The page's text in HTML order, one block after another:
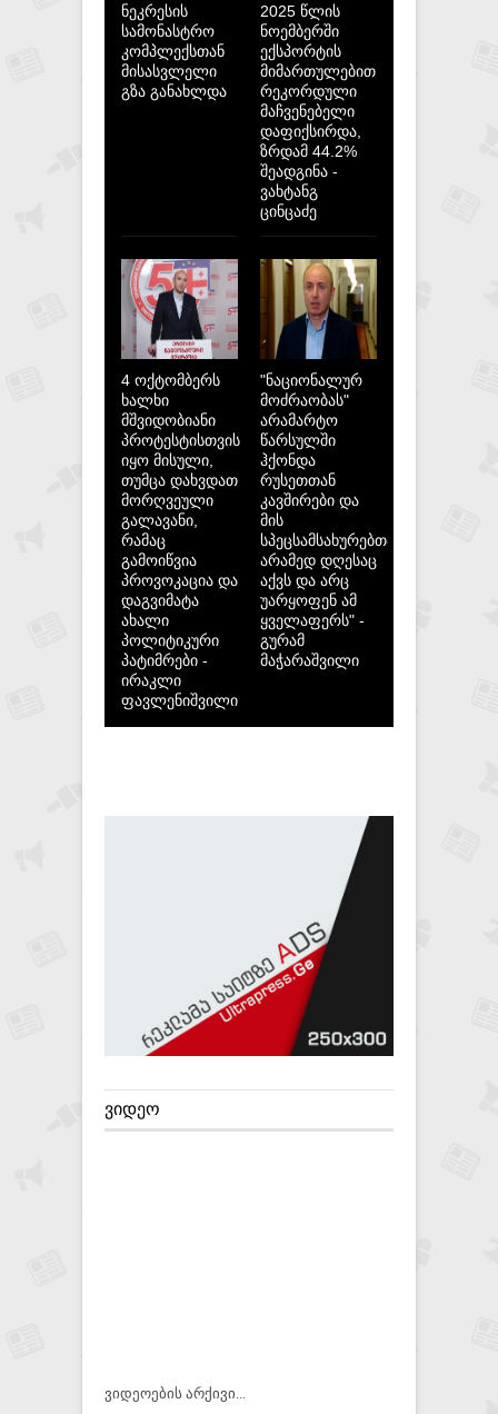
ნეკრესის
სამონასტრო
კომპლექსთან
მისასვლელი
გზა განახლდა
2025 წლის
ნოემბერში
ექსპორტის
მიმართულებით
რეკორდული
მაჩვენებელი
დაფიქსირდა,
ზრდამ 44.2%
შეადგინა -
ვახტანგ
ცინცაძე
4 ოქტომბერს
ხალხი
მშვიდობიანი
პროტესტისთვის
იყო მისული,
თუმცა დახვდათ
მორღვეული
გალავანი,
რამაც
გამოიწვია
პროვოკაცია და
დაგვიმატა
ახალი
პოლიტიკური
პატიმრები -
ირაკლი
ფავლენიშვილი
"ნაციონალურ
მოძრაობას"
არამარტო
წარსულში
ჰქონდა
რუსეთთან
კავშირები და
მის
სპეცსამსახურებთან,
არამედ დღესაც
აქვს და არც
უარყოფენ ამ
ყველაფერს" -
გურამ
მაჭარაშვილი
ᲕᲘᲓᲔᲝ
ვიდეოების არქივი...